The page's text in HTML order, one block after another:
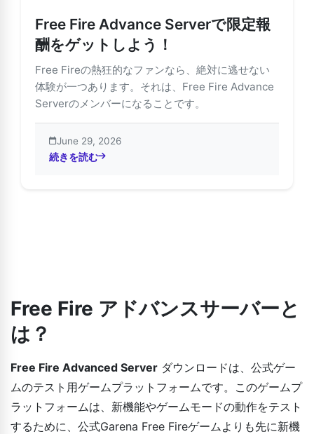
Free Fire Advance Serverで限定報
酬をゲットしよう！
Free Fireの熱狂的なファンなら、絶対に逃せない
体験が一つあります。それは、Free Fire Advance
Serverのメンバーになることです。
June 29, 2026
続きを読む
about Free Fire Advance Serverで限定報酬をゲットしよ
Free Fire アドバンスサーバーと
は？
Free Fire Advanced Server ダウンロードは、公式ゲー
ムのテスト用ゲームプラットフォームです。このゲームプ
ラットフォームは、新機能やゲームモードの動作をテスト
するために、公式Garena Free Fireゲームよりも先に新機